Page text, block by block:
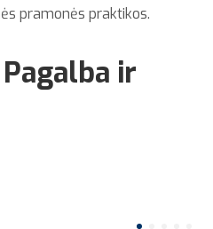
pramonės praktikos.
ir